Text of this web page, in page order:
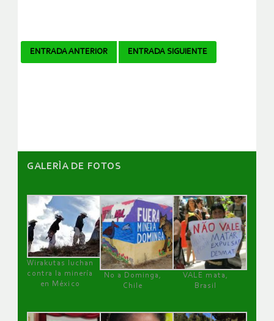
Navegador
ENTRADA ANTERIOR ENTRADA SIGUIENTE
GALERÌA DE FOTOS
Wirakutas luchan
contra la minería
en México
No a Dominga,
Chile
VALE mata,
Brasil